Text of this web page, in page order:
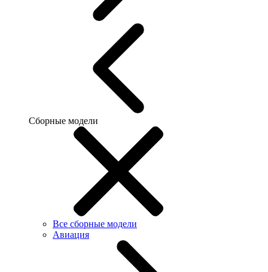
Сборные модели
Все сборные модели
Авиация